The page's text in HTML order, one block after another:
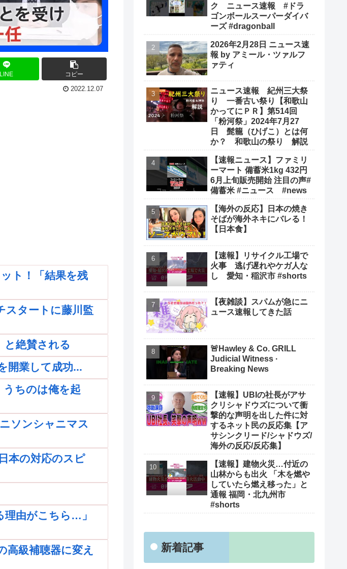
LINE コピー
2022.12.07
ト！「結果を残
スタートに藤川監
と絶賛される
開業して成功...
ちのは俺を起
ソンシャニマス
本の対応のスピ
理由がこちら…」
高級補聴器に変え
ク ニュース速報 #ドラ
ゴンボールスーパーダイバ
ーズ #dragonball
2026年2月28日 ニュース速
報 by アミール・ツァルフ
ァティ
ニュース速報 紀州三大祭
り 一番古い祭り【和歌山
かってにＰＲ】第514回
「粉河祭」2024年7月27
日 髭籠（ひげこ）とは何
か？ 和歌山の祭り 解説
【速報ニュース】ファミリ
ーマート 備蓄米1kg 432円
6月上旬販売開始 注目の声#
備蓄米 #ニュース #news
【海外の反応】日本の焼き
そばが海外ネキにバレる！
【日本食】
【速報】リサイクル工場で
火事 逃げ遅れやケガ人な
し 愛知・稲沢市 #shorts
【夜雑談】スパムが急にニ
ュース速報してきた話
🚨Hawley & Co. GRILL
Judicial Witness ·
Breaking News
【速報】UBIの社長がアサ
クリシャドウズについて衝
撃的な声明を出した件に対
するネット民の反応集【ア
サシンクリード/シャドウズ/
海外の反応/反応集】
【速報】建物火災…付近の
山林からも出火 「木を燃や
していたら燃え移った」と
通報 福岡・北九州市
#shorts
新着記事